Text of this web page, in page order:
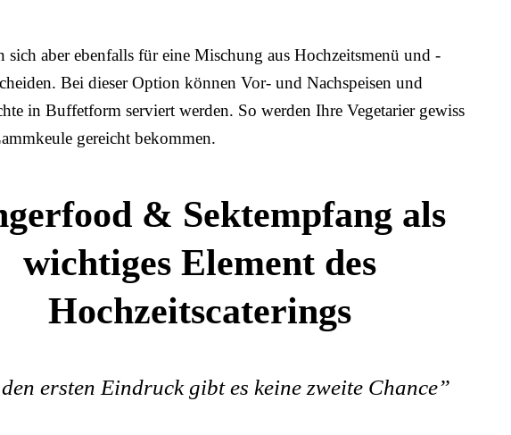
sich aber ebenfalls für eine Mischung aus Hochzeitsmenü und -
Bei dieser Option können Vor- und Nachspeisen und
in Buffetform serviert werden. So werden Ihre Vegetarier gewiss
gereicht bekommen.
& Sektempfang als
wichtiges Element des
Hochzeitscaterings
ersten Eindruck gibt es keine zweite Chance”